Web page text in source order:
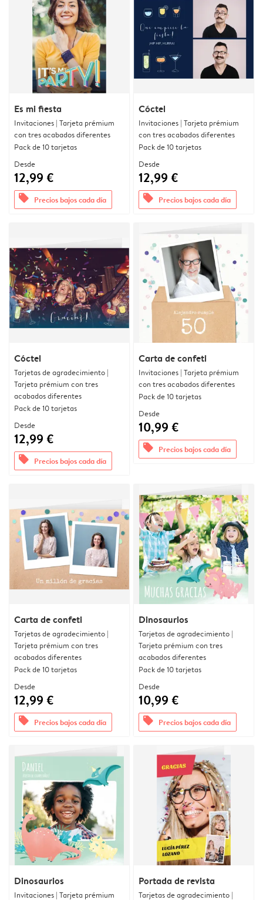
Es mi fiesta
Invitaciones | Tarjeta prémium
con tres acabados diferentes
Pack de 10 tarjetas
Desde
12,99 €
offers Precios bajos cada día
Cóctel
Invitaciones | Tarjeta prémium
con tres acabados diferentes
Pack de 10 tarjetas
Desde
12,99 €
offers Precios bajos cada día
Cóctel
Tarjetas de agradecimiento |
Tarjeta prémium con tres
acabados diferentes
Pack de 10 tarjetas
Desde
12,99 €
offers Precios bajos cada día
Carta de confeti
Invitaciones | Tarjeta prémium
con tres acabados diferentes
Pack de 10 tarjetas
Desde
10,99 €
offers Precios bajos cada día
Carta de confeti
Tarjetas de agradecimiento |
Tarjeta prémium con tres
acabados diferentes
Pack de 10 tarjetas
Desde
12,99 €
offers Precios bajos cada día
Dinosaurios
Tarjetas de agradecimiento |
Tarjeta prémium con tres
acabados diferentes
Pack de 10 tarjetas
Desde
10,99 €
offers Precios bajos cada día
Dinosaurios
Invitaciones | Tarjeta prémium
Portada de revista
Tarjetas de agradecimiento |